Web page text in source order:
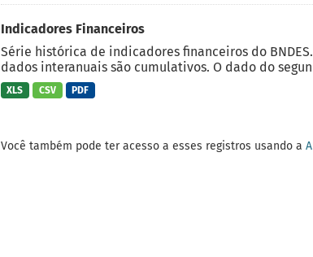
Indicadores Financeiros
Série histórica de indicadores financeiros do
dados interanuais são cumulativos. O dado do
XLS CSV PDF
Você também pode ter acesso a esses registros usando a